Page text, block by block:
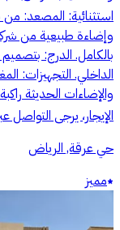
استثنائية: المصعد: من
وإضاءة طبيعية من
بالكامل. الدرج:
الداخلي. التجهيزات:
والإضاءات الحديثة
الإيجار، يرجى التواصل
حي عرقة, الرياض
مميز